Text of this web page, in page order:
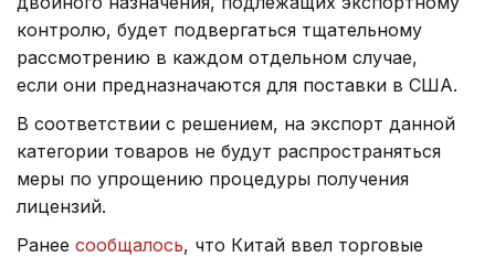
контролю, будет подвергаться тщательному
рассмотрению в каждом отдельном случае,
если они предназначаются для поставки в США.
В соответствии с решением, на экспорт данной
категории товаров не будут распространяться
меры по упрощению процедуры получения
лицензий.
Ранее сообщалось, что Китай ввел торговые